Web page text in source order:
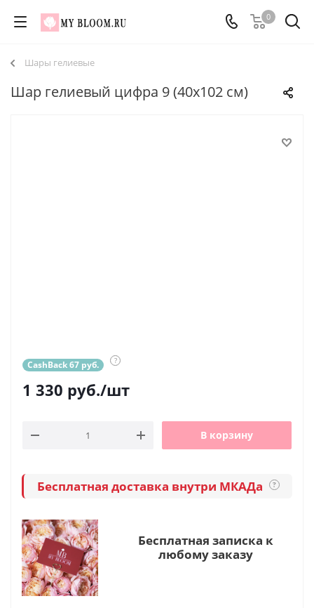
0
Шары гелиевые
Шар гелиевый цифра 9 (40х102 см)
CashBack 67 руб. ?
1 330 руб./шт
В корзину
Бесплатная доставка внутри МКАДа ?
Бесплатная записка к
любому заказу